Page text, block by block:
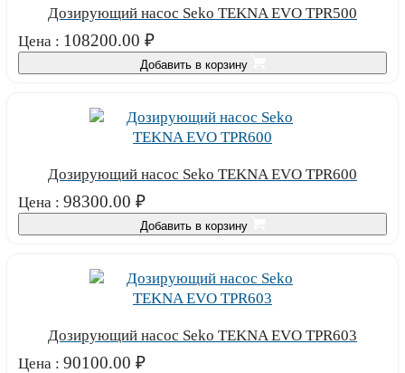
Дозирующий насос Seko TEKNA EVO TPR500
Цена : 108200.00 ₽
Добавить в корзину
Дозирующий насос Seko TEKNA EVO TPR600
Цена : 98300.00 ₽
Добавить в корзину
Дозирующий насос Seko TEKNA EVO TPR603
Цена : 90100.00 ₽